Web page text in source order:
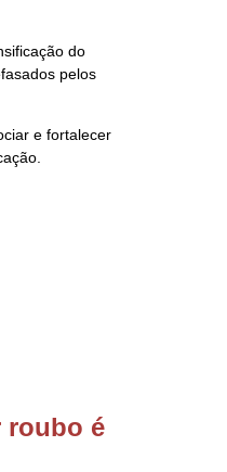
do
pelos
e fortalecer
roubo é